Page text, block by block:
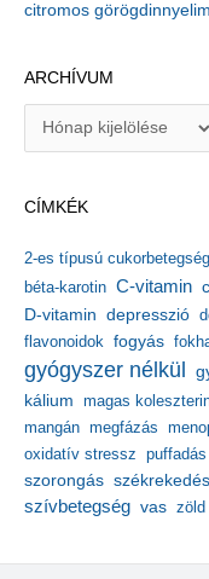
citromos
ARCHÍVUM
í
u
m
CÍMKÉK
2-es típusú cukorbetegség
béta-karotin C-vitamin
D-vitamin depresszió
flavonoidok fogyás
gyógyszer nélkül
kálium magas
mangán megfázás
oxidatív stressz puffadás
szorongás székrekedés
szívbetegség vas zöld